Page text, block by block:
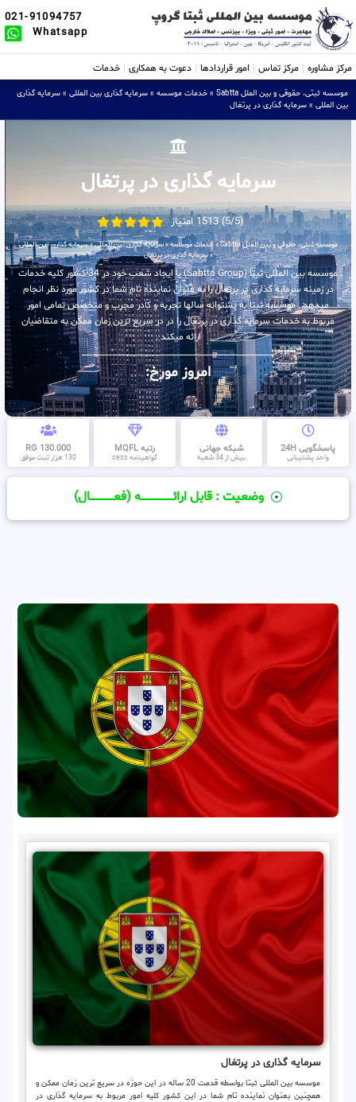
021-91094757
Whatsapp
مرکز مشاوره مرکز تماس امور قراردادها دعوت به همکاری خدمات
موسسه ثبتی، حقوقی و بین الملل Sabtta » خدمات موسسه » سرمایه گذاری بین المللی » سرمایه گذاری
بین المللی » سرمایه گذاری در پرتغال
سرمایه گذاری در پرتغال
(5/5) 1513 امتیاز
موسسه ثبتی، حقوقی و بین الملل Sabtta »خدمات موسسه»سرمایه گذاری بین المللی»سرمایه گذاری بین المللی
»سرمایه گذاری در پرتغال
موسسه بین المللی ثبتا (Sabtta Group) با ایجاد شعب خود در 34 کشور کلیه خدمات
در زمینه سرمایه گذاری در پرتغال را به عنوان نماینده تام شما در کشور مورد نظر انجام
میدهد . موسسه ثبتا به پشتوانه سالها تجربه و کادر مجرب و متخصص تمامی امور
مربوط به خدمات سرمایه گذاری در پرتغال را در در سریع ترین زمان ممکن به متقاضیان
ارائه میکند .
امروز مورخ:
پاسخگویی 24H
واحد پشتیبانی
شبکه جهانی
بیش از 34 شعبه
رتبه MQFL
گواهینامه cess
130.000 RG
130 هزار ثبت موفق
وضعیت : قابل ارائــــــــــــــــــــه (فعـــــــــــــــال)
سرمایه گذاری در پرتغال
موسسه بین المللی ثبتا بواسطه قدمت 20 ساله در این حوزه در سریع ترین زمان ممکن و
همچنین بعنوان نماینده تام شما در این کشور کلیه امور مربوط به سرمایه گذاری در